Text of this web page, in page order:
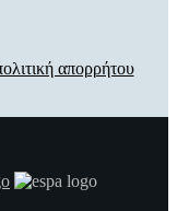
απορρήτου